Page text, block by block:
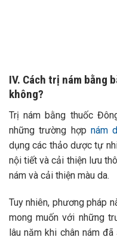
IV. Cách trị nám bằng
không?
Trị nám bằng thuốc
những trường hợpnám
dụng các thảo dược tự
nội tiết và cải thiện lưu
nám và cải thiện màu da.
Tuy nhiên, phương pháp
mong muốn với những
lâu năm khi chân nám